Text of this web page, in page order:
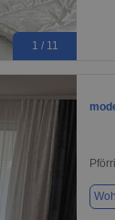
1 / 11